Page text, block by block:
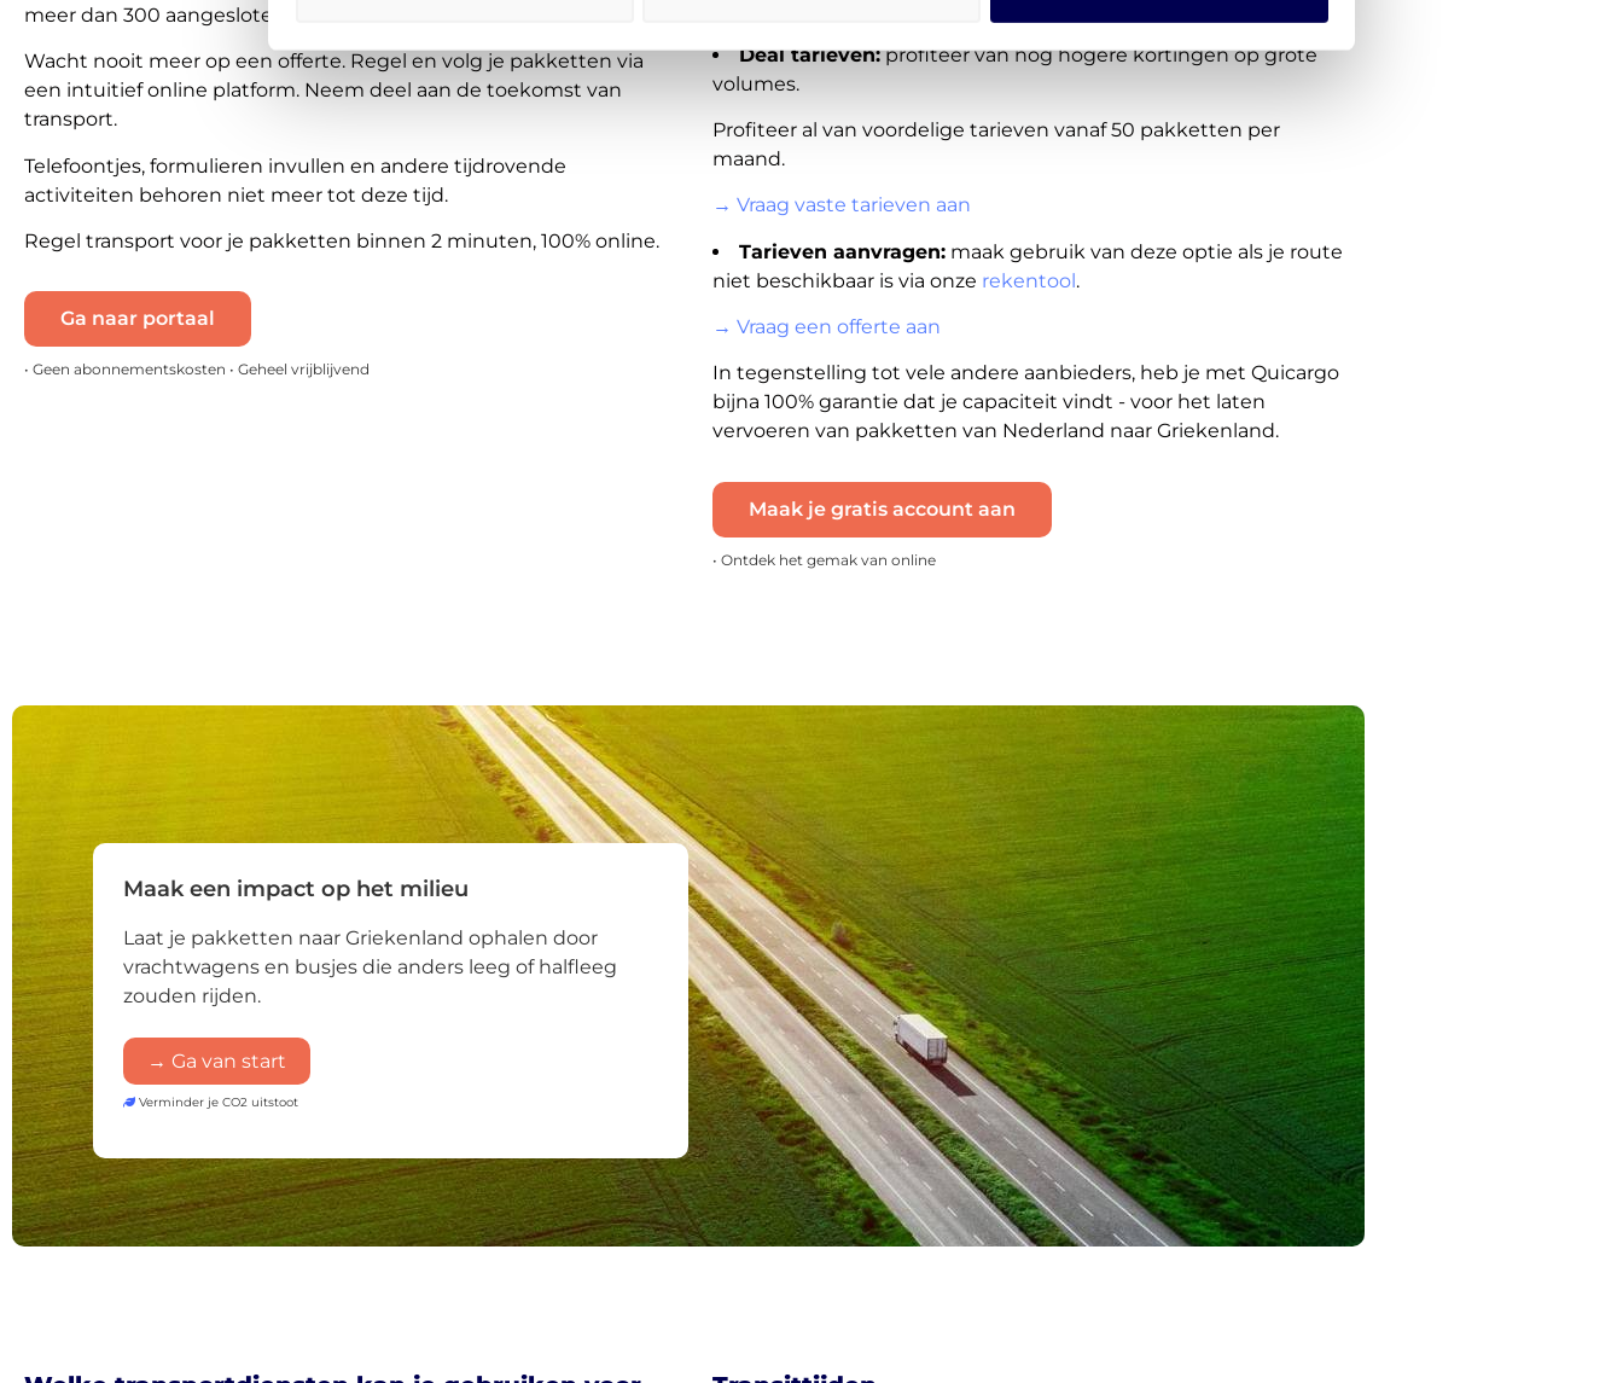
meer dan 300 aangesloten gereputeerde Europese vervoerders.
Wacht nooit meer op een offerte. Regel en volg je pakketten via
een intuitief online platform. Neem deel aan de toekomst van
transport.
Telefoontjes, formulieren invullen en andere tijdrovende
activiteiten behoren niet meer tot deze tijd.
Regel transport voor je pakketten binnen 2 minuten, 100% online.
Ga naar portaal
• Geen abonnementskosten • Geheel vrijblijvend
Deal tarieven:profiteer van nog hogere kortingen op grote
volumes.
Profiteer al van voordelige tarieven vanaf 50 pakketten per
maand.
→ Vraag vaste tarieven aan
Tarieven aanvragen: maak gebruik van deze optie als je route
niet beschikbaar is via onze rekentool.
→ Vraag een offerte aan
In tegenstelling tot vele andere aanbieders, heb je met Quicargo
bijna 100% garantie dat je capaciteit vindt - voor het laten
vervoeren van pakketten van Nederland naar Griekenland.
Maak je gratis account aan
• Ontdek het gemak van online
Maak een impact op het milieu
Laat je pakketten naar Griekenland ophalen door
vrachtwagens en busjes die anders leeg of halfleeg
zouden rijden.
→ Ga van start
Verminder je CO2 uitstoot